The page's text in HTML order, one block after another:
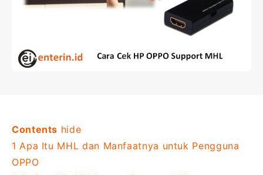
Contents hide
1 Apa Itu MHL dan Manfaatnya untuk Pengguna
OPPO